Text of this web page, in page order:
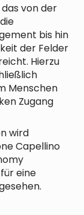
von der
bis hin
der Felder
Hierzu
Menschen
Zugang
wird
Capellino
eine